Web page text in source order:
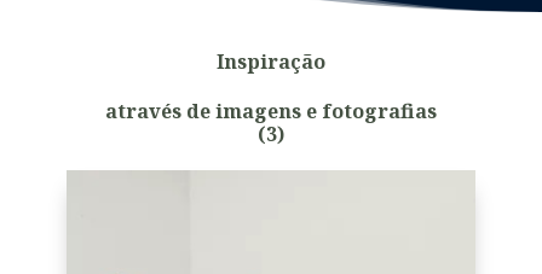
Inspiração
através de imagens e fotografias
(3)